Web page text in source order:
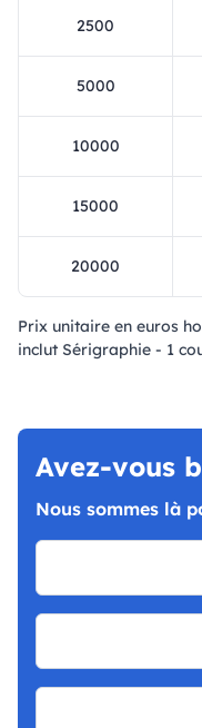
2500
5000
10000
15000
20000
Prix ​​unitaire en euros
inclut Sérigraphie - 1
Avez-vous
Nous sommes là